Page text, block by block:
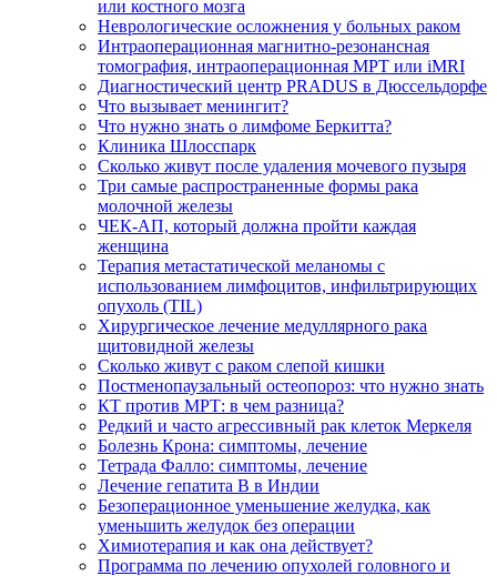
или костного мозга
Неврологические осложнения у больных раком
Интраоперационная магнитно-резонансная
томография, интраоперационная МРТ или iMRI
Диагностический центр PRADUS в Дюссельдорфе
Что вызывает менингит?
Что нужно знать о лимфоме Беркитта?
Клиника Шлосспарк
Сколько живут после удаления мочевого пузыря
Три самые распространенные формы рака
молочной железы
ЧЕК-АП, который должна пройти каждая
женщина
Терапия метастатической меланомы с
использованием лимфоцитов, инфильтрирующих
опухоль (TIL)
Хирургическое лечение медуллярного рака
щитовидной железы
Сколько живут с раком слепой кишки
Постменопаузальный остеопороз: что нужно знать
КТ против МРТ: в чем разница?
Редкий и часто агрессивный рак клеток Меркеля
Болезнь Крона: симптомы, лечение
Тетрада Фалло: симптомы, лечение
Лечение гепатита B в Индии
Безоперационное уменьшение желудка, как
уменьшить желудок без операции
Химиотерапия и как она действует?
Программа по лечению опухолей головного и